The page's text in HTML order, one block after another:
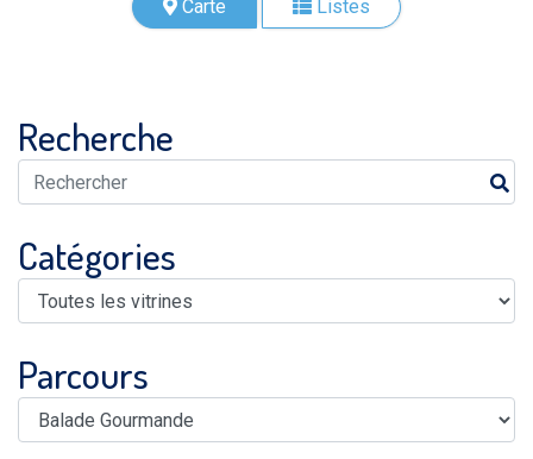
Carte Listes
Recherche
Catégories
Parcours